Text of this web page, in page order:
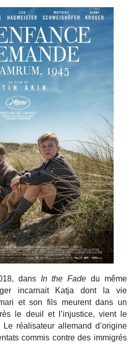
dans In the Fade du même
incarnait Katja dont la vie
et son fils meurent dans un
le deuil et l’injustice, vient le
réalisateur allemand d’origine
commis contre des immigrés